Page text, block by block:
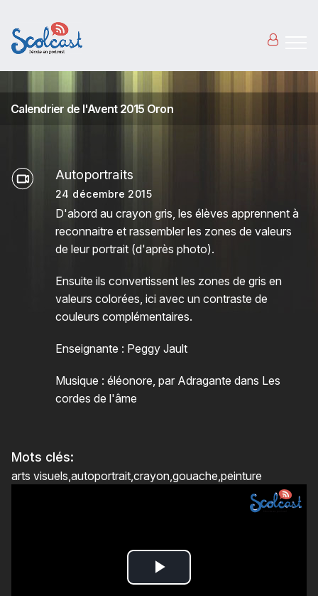
Calendrier de l'Avent 2015 Oron
Autoportraits
24 décembre 2015
D'abord au crayon gris, les élèves apprennent à
reconnaitre et rassembler les zones de valeurs
de leur portrait (d'après photo).
Ensuite ils convertissent les zones de gris en
valeurs colorées, ici avec un contraste de
couleurs complémentaires.
Enseignante : Peggy Jault
Musique : éléonore, par Adragante dans Les
cordes de l'âme
Mots clés:
arts visuels autoportrait crayon gouache peinture
Play